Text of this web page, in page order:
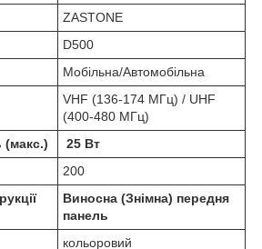
ZASTONE
D500
Мобільна/Автомобільна
VHF (136-174 МГц) / UHF
(400-480 МГц)
(макс.)
25 Вт
200
Виносна (Знімна) передня
панель
кольоровий